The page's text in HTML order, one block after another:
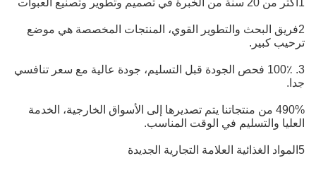
1أكثر من 20 سنة من الخبرة في تصميم وتطوير وتصنيع العبوات
2فريق البحث والتطوير القوي، المنتجات المخصصة هي موضع
ترحيب كبير.
3. 100٪ فحص الجودة قبل التسليم، جودة عالية مع سعر تنافسي
جدا.
490% من منتجاتنا يتم تصديرها إلى الأسواق الخارجية، الخدمة
العليا والتسليم في الوقت المناسب.
5المواد الغذائية العلامة التجارية الجديدة